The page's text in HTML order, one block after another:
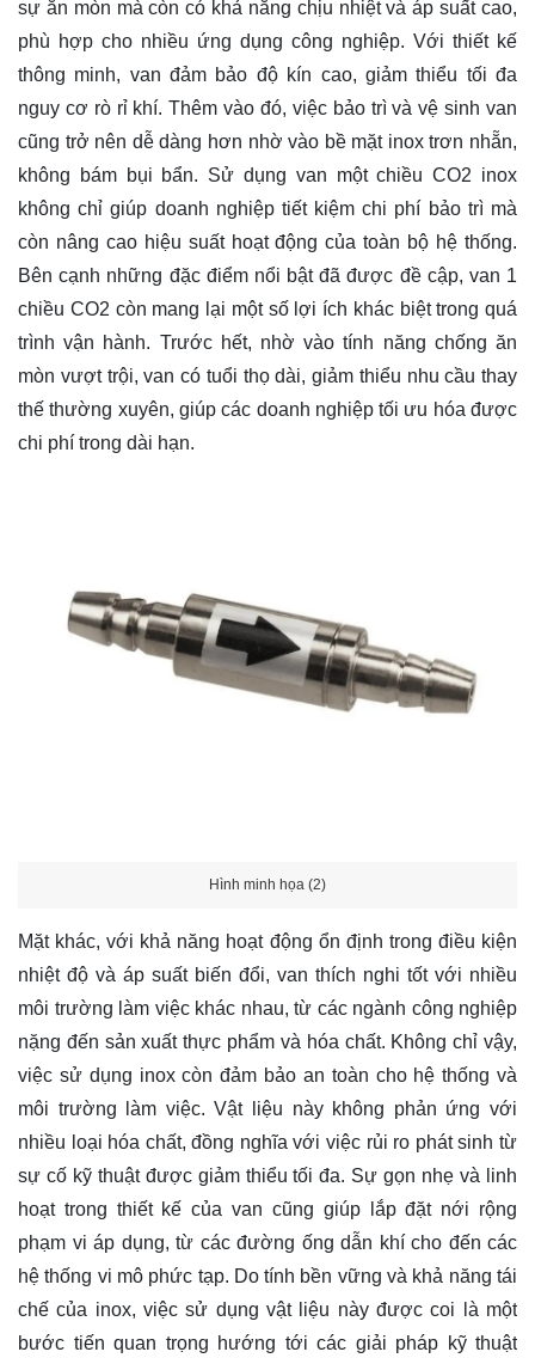
sự ăn mòn mà còn có khả năng chịu nhiệt và áp suất cao,
phù hợp cho nhiều ứng dụng công nghiệp. Với thiết kế
thông minh, van đảm bảo độ kín cao, giảm thiểu tối đa
nguy cơ rò rỉ khí. Thêm vào đó, việc bảo trì và vệ sinh van
cũng trở nên dễ dàng hơn nhờ vào bề mặt inox trơn nhẵn,
không bám bụi bẩn. Sử dụng van một chiều CO2 inox
không chỉ giúp doanh nghiệp tiết kiệm chi phí bảo trì mà
còn nâng cao hiệu suất hoạt động của toàn bộ hệ thống.
Bên cạnh những đặc điểm nổi bật đã được đề cập, van 1
chiều CO2 còn mang lại một số lợi ích khác biệt trong quá
trình vận hành. Trước hết, nhờ vào tính năng chống ăn
mòn vượt trội, van có tuổi thọ dài, giảm thiểu nhu cầu thay
thế thường xuyên, giúp các doanh nghiệp tối ưu hóa được
chi phí trong dài hạn.
Hình minh họa (2)
Mặt khác, với khả năng hoạt động ổn định trong điều kiện
nhiệt độ và áp suất biến đổi, van thích nghi tốt với nhiều
môi trường làm việc khác nhau, từ các ngành công nghiệp
nặng đến sản xuất thực phẩm và hóa chất. Không chỉ vậy,
việc sử dụng inox còn đảm bảo an toàn cho hệ thống và
môi trường làm việc. Vật liệu này không phản ứng với
nhiều loại hóa chất, đồng nghĩa với việc rủi ro phát sinh từ
sự cố kỹ thuật được giảm thiểu tối đa. Sự gọn nhẹ và linh
hoạt trong thiết kế của van cũng giúp lắp đặt nới rộng
phạm vi áp dụng, từ các đường ống dẫn khí cho đến các
hệ thống vi mô phức tạp. Do tính bền vững và khả năng tái
chế của inox, việc sử dụng vật liệu này được coi là một
bước tiến quan trọng hướng tới các giải pháp kỹ thuật